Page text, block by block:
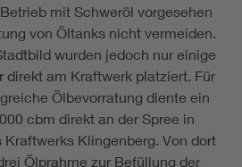
mit Schweröl vorgesehen
von Öltanks nicht vermeiden.
wurden jedoch nur einige
direkt am Kraftwerk platziert. Für
Ölbevorratung diente ein
cbm direkt an der Spree in
Klingenberg. Von dort
Ölprahme zur Befüllung der